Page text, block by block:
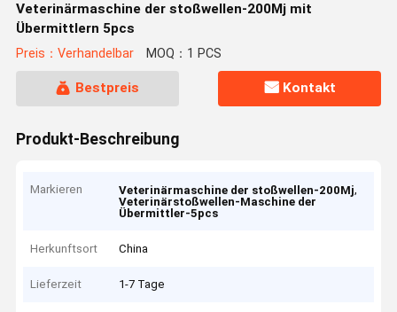
Veterinärmaschine der stoßwellen-200Mj mit
Übermittlern 5pcs
Preis：Verhandelbar MOQ：1 PCS
Bestpreis Kontakt
Produkt-Beschreibung
Markieren Veterinärmaschine der stoßwellen-200Mj,
Veterinärstoßwellen-Maschine der
Übermittler-5pcs
Herkunftsort China
Lieferzeit 1-7 Tage